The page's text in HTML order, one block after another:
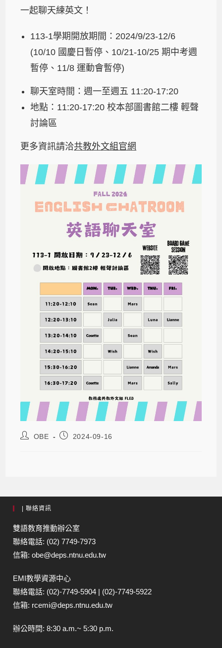
一起聊天練英文！
113-1學期開放期間：2024/9/23-12/6
(10/10 國慶日暫停、10/21-10/25 期中考週
暫停、11/8 運動會暫停)
聊天室時間：週一至週五 11:20-17:20
地點：11:20-17:20 校本部圖書館二樓 輕聲
討論區
更多資訊請洽共教外文組官網
OBE 2024-09-16
| 聯絡資訊
雙語教育推動辦公室
聯絡電話: (02) 7749-7973
信箱: obe@deps.ntnu.edu.tw
EMI教學資源中心
聯絡電話: (02)-7749-5904 | (02)-7749-5922
信箱: rcemi@deps.ntnu.edu.tw
辦公時間: 8:30 a.m.~ 5:30 p.m.